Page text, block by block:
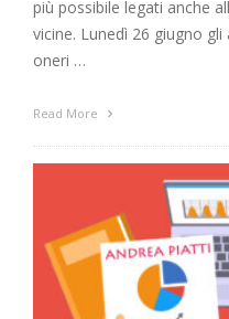
più possibile legati anche
vicine. Lunedì 26 giugno
oneri …
Read More